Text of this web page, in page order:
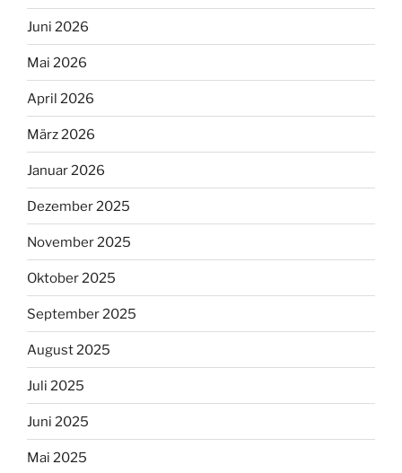
Juni 2026
Mai 2026
April 2026
März 2026
Januar 2026
Dezember 2025
November 2025
Oktober 2025
September 2025
August 2025
Juli 2025
Juni 2025
Mai 2025